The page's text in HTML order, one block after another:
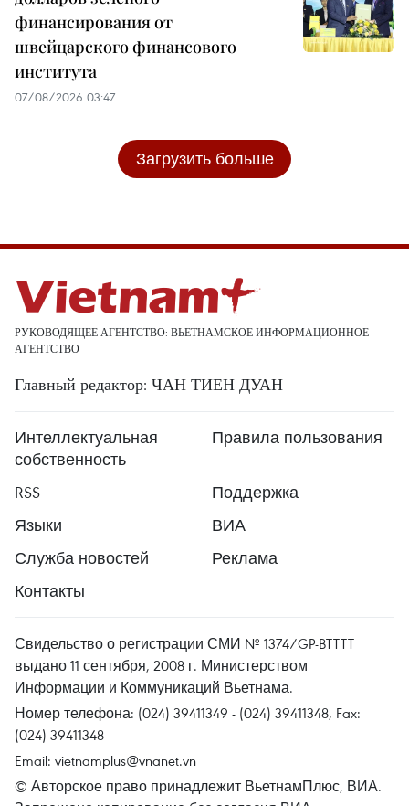
финансирования от
швейцарского финансового
института
07/08/2026 03:47
Загрузить больше
РУКОВОДЯЩЕЕ АГЕНТСТВО: ВЬЕТНАМСКОЕ ИНФОРМАЦИОННОЕ
АГЕНТСТВО
Главный редактор: ЧАН ТИЕН ДУАН
Интеллектуальная
собственность
Правила пользования
RSS
Поддержка
Языки
ВИА
Служба новостей
Реклама
Контакты
Свидельство о регистрации СМИ № 1374/GP-BTTTT
выдано 11 сентября, 2008 г. Министерством
Информации и Коммуникаций Вьетнама.
Номер телефона: (024) 39411349 - (024) 39411348, Fax:
(024) 39411348
Email: vietnamplus@vnanet.vn
© Авторское право принадлежит ВьетнамПлюс, ВИА.